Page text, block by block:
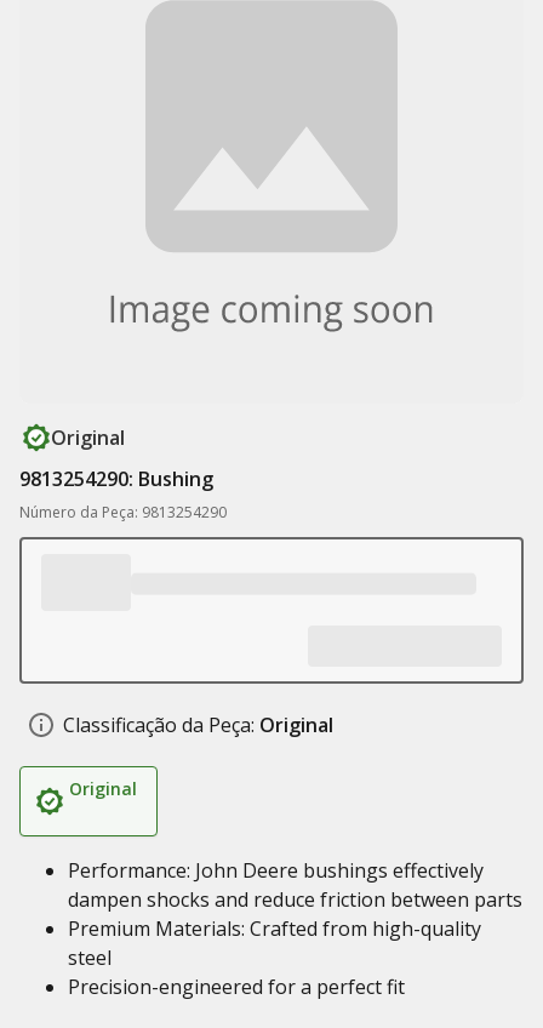
Original
9813254290: Bushing
Número da Peça: 9813254290
Classificação da Peça: Original
Original
Performance: John Deere bushings effectively
dampen shocks and reduce friction between parts
Premium Materials: Crafted from high-quality
steel
Precision-engineered for a perfect fit